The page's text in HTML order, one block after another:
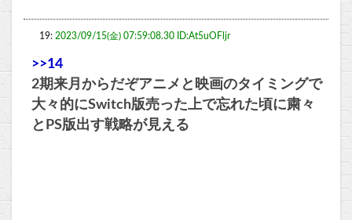
19: 2023/09/15(金) 07:59:08.30 ID:At5uOFljr
>>14
2期来月からだぞアニメと映画のタイミングで
大々的にSwitch版売った上で忘れた頃に粛々
とPS版出す戦略が見える